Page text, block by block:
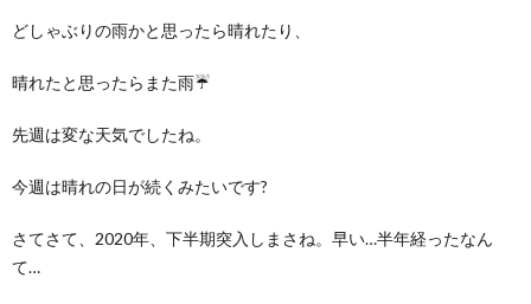
どしゃぶりの雨かと思ったら晴れたり、
晴れたと思ったらまた雨☔️
先週は変な天気でしたね。
今週は晴れの日が続くみたいです?
さてさて、2020年、下半期突入しまさね。早い…半年経ったなん
て…